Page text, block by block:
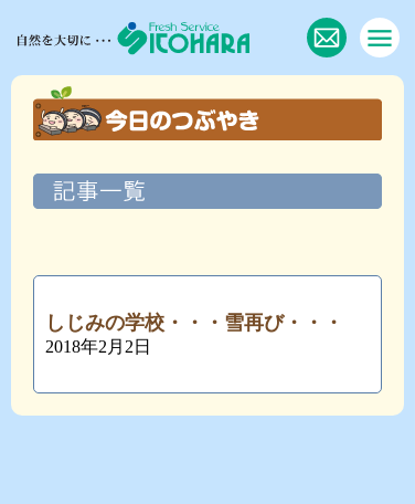
しじみの学校・・・雪再び・・・
2018年2月2日